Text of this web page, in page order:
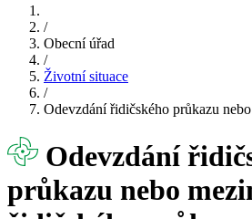
/
Obecní úřad
/
Životní situace
/
Odevzdání řidičského průkazu
Odevzdání
průkazu nebo